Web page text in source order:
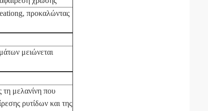
προκαλώντας
μειώνεται
τη μελανίνη που
ρυτίδων και της